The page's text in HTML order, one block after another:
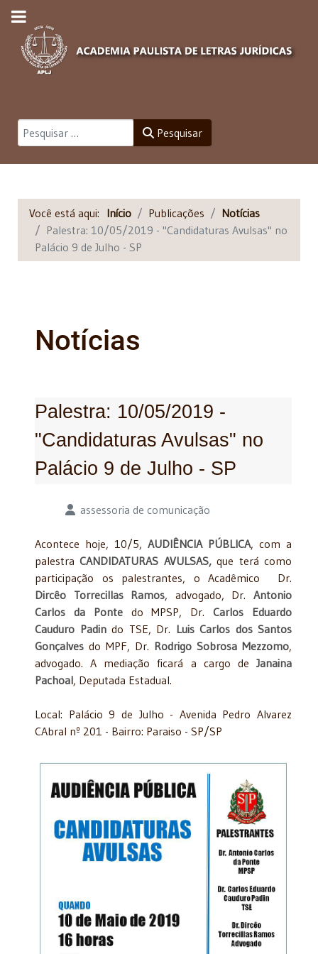
Pesquisar Pesquisar
Você está aqui: Início Publicações
Notícias
Palestra: 10/05/2019 - "Candidaturas Avulsas" no
Palácio 9 de Julho - SP
Notícias
Palestra: 10/05/2019 -
"Candidaturas Avulsas" no
Palácio 9 de Julho - SP
Detalhes assessoria de comunicação
Acontece hoje, 10/5, AUDIÊNCIA PÚBLICA, com a
palestraCANDIDATURAS AVULSAS,que terá como
participação os palestrantes, o Acadêmico Dr.
Dircêo Torrecillas Ramos, advogado, Dr.Antonio
Carlos da Pontedo MPSP, Dr.Carlos Eduardo
Cauduro Padindo TSE, Dr. Luis Carlos dos Santos
Gonçalves do MPF, Dr. Rodrigo Sobrosa Mezzomo,
advogado. A mediação ficará a cargo de Janaina
Pachoal, Deputada Estadual.
Local: Palácio 9 de Julho - Avenida Pedro Alvarez
CAbral nº 201 - Bairro: Paraiso - SP/SP